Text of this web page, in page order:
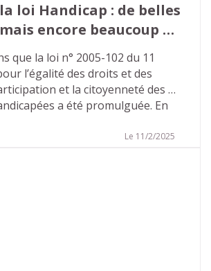
loi Handicap : de belles
encore beaucoup à
que la loi n° 2005-102 du 11
l’égalité des droits et des
et la citoyenneté des
a été promulguée. En
nombreuses évolutions dans la
du handicap et la recherche
Le 11/2/2025